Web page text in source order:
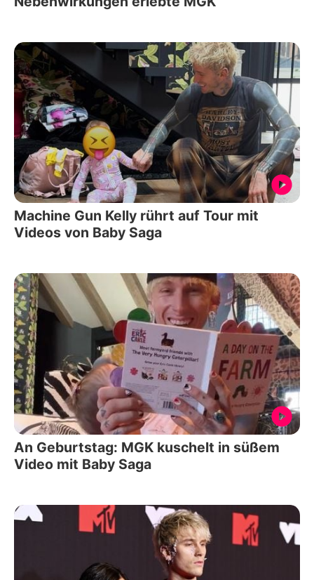
Machine Gun Kelly rührt auf Tour mit
Videos von Baby Saga
An Geburtstag: MGK kuschelt in süßem
Video mit Baby Saga